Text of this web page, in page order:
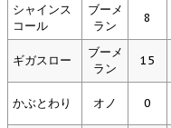
シャインス
コール
ブーメ
ラン
8
ギガスロー
ブーメ
ラン
15
かぶとわり オノ 0